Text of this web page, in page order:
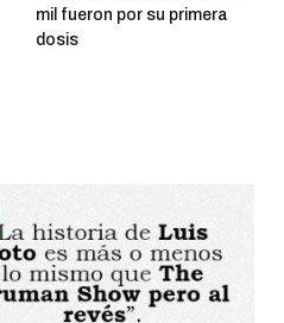
mil fueron por su primera
dosis